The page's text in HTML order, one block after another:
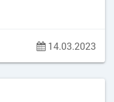
14.03.2023